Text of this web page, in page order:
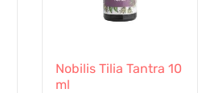
Nobilis Tilia Tantra 10
ml